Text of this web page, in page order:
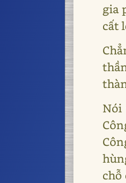
gia
cất
Nói
chỗ